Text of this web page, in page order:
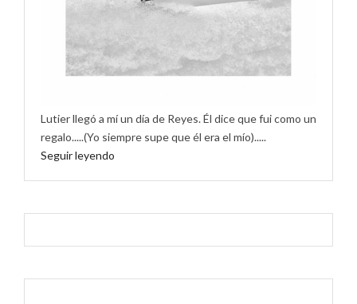
Lutier llegó a mí un día de Reyes. Él dice que fui como un
regalo.....(Yo siempre supe que él era el mío).....
Seguir leyendo